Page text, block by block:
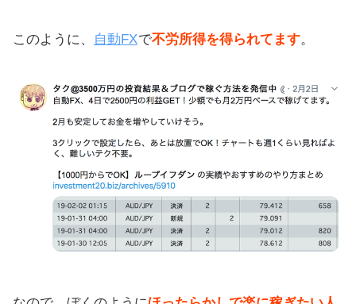
このように、 自動FXで不労所得を得られてます。